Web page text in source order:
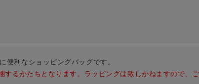
便利なショッピングバッグです。
るかたちとなります。ラッピングは致しかねますので、ご